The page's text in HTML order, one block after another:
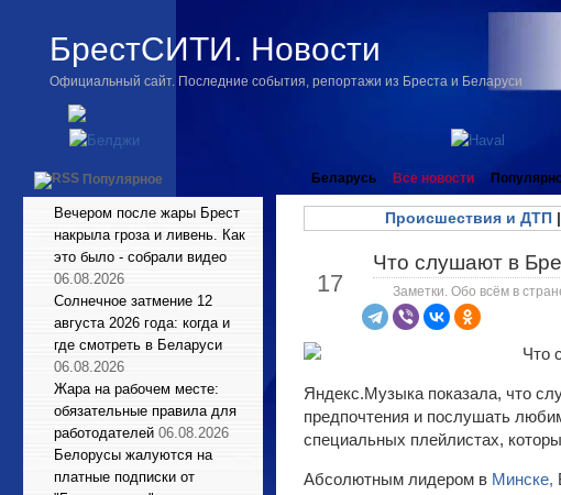
БрестСИТИ. Новости
Официальный сайт. Последние события, репортажи из Бреста и Беларуси
Популярное
Вечером после жары Брест
накрыла гроза и ливень. Как
это было - собрали видео
06.08.2026
Солнечное затмение 12
августа 2026 года: когда и
где смотреть в Беларуси
06.08.2026
Жара на рабочем месте:
обязательные правила для
работодателей 06.08.2026
Белорусы жалуются на
платные подписки от
Беларусь Все новости
Происшествия и ДТП|
17
Что слушают в
Заметки. Обо всём в
Яндекс.Музыка показала, что
предпочтения и послушать
специальных плейлистах,
Абсолютным лидером в Минске,